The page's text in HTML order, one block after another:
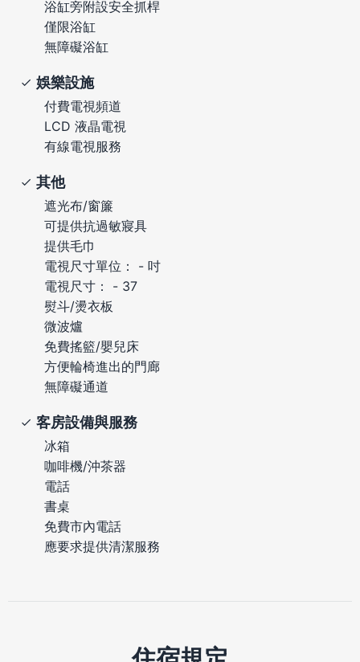
浴缸旁附設安全抓桿
僅限浴缸
無障礙浴缸
娛樂設施
付費電視頻道
LCD 液晶電視
有線電視服務
其他
遮光布/窗簾
可提供抗過敏寢具
提供毛巾
電視尺寸單位： - 吋
電視尺寸： - 37
熨斗/燙衣板
微波爐
免費搖籃/嬰兒床
方便輪椅進出的門廊
無障礙通道
客房設備與服務
冰箱
咖啡機/沖茶器
電話
書桌
免費市內電話
應要求提供清潔服務